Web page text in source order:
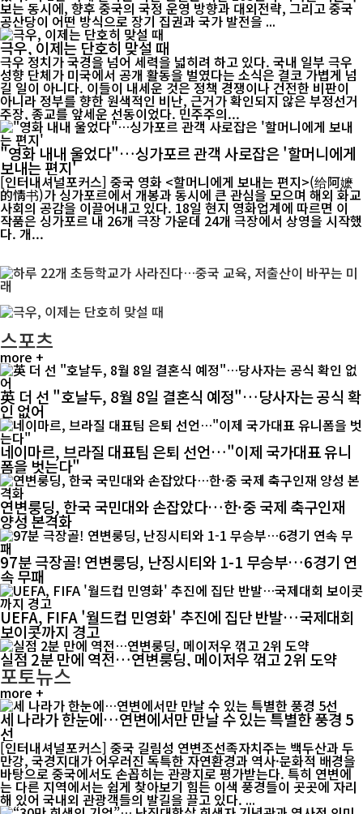
보는 동시에, 향후 중국의 국정 운영 방향과 대외전략, 그리고 중국
공산당이 어떤 방식으로 장기 집권과 국가 발전을 ...
극우, 이제는 단호히 맞설 때
극우 정치가 국경을 넘어 세력을 넓히려 하고 있다. 국내 일부 극우
성향 단체가 미국에서 공개 활동을 벌였다는 소식은 결코 가볍게 넘
길 일이 아니다. 이들이 내세운 것은 정책 경쟁이나 건전한 비판이
아니라 정부를 향한 원색적인 비난, 근거가 확인되지 않은 부정선거
주장, 종교를 앞세운 선동이었다. 민주주의...
"영화 내내 울었다"…싱가포르 관객 사로잡은 '할머니에게
보내는 편지'
[인터내셔널포커스] 중국 영화 <할머니에게 보내는 편지>(给阿嬷
的情书)가 싱가포르에서 개봉과 동시에 큰 관심을 모으며 해외 화교
사회의 공감을 이끌어내고 있다. 18일 현지 영화업계에 따르면 이
작품은 싱가포르 내 26개 극장 가운데 24개 극장에서 상영을 시작했
다. 개...
스포츠
more +
英 더 선 "호날두, 8월 8일 결혼식 예정"…당사자는 공식 확
인 없어
네이마르, 브라질 대표팀 은퇴 선언…"이제 국가대표 유니
폼을 벗는다"
연변룽딩, 한국 국민대와 손잡았다…한·중 국제 축구인재
양성 본격화
97분 극장골! 연변룽딩, 난징시티와 1-1 무승부…6경기 연
속 무패
UEFA, FIFA '월드컵 민영화' 추진에 집단 반발…국제대회
보이콧까지 경고
실점 2분 만에 역전…연변룽딩, 메이저우 꺾고 2위 도약
포토뉴스
more +
세 나라가 한눈에…연변에서만 만날 수 있는 특별한 풍경 5
선
[인터내셔널포커스] 중국 길림성 연변조선족자치주는 백두산과 두
만강, 국경지대가 어우러진 독특한 자연환경과 역사·문화적 배경을
바탕으로 중국에서도 손꼽히는 관광지로 평가받는다. 특히 연변에
는 다른 지역에서는 쉽게 찾아보기 힘든 이색 풍경들이 곳곳에 자리
해 있어 국내외 관광객들의 발길을 끌고 있다. ...